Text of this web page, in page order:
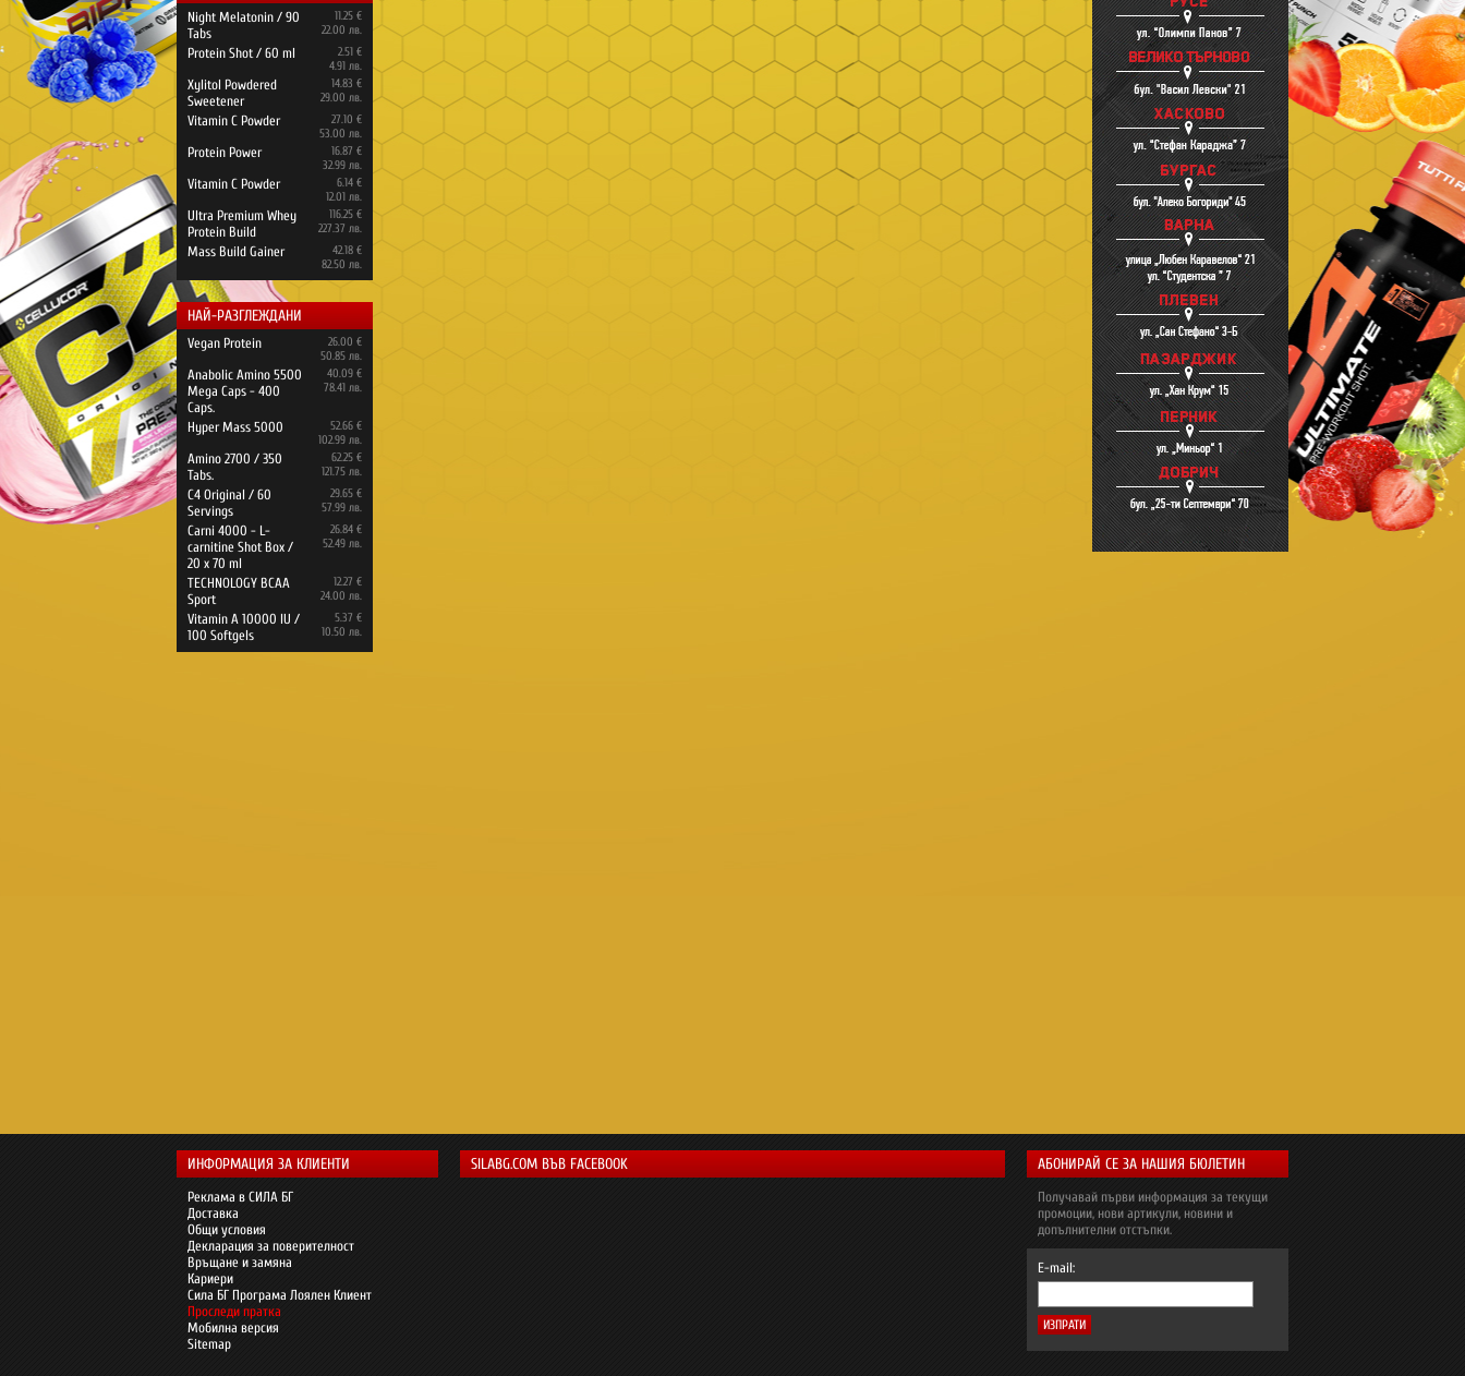
Night Melatonin / 90
Tabs
11.25 €
22.00 лв.
Protein Shot / 60 ml
2.51 €
4.91 лв.
Xylitol Powdered
Sweetener
14.83 €
29.00 лв.
Vitamin C Powder
27.10 €
53.00 лв.
Protein Power
16.87 €
32.99 лв.
Vitamin C Powder
6.14 €
12.01 лв.
Ultra Premium Whey
Protein Build
116.25 €
227.37 лв.
Mass Build Gainer
42.18 €
82.50 лв.
НАЙ-РАЗГЛЕЖДАНИ
Vegan Protein
26.00 €
50.85 лв.
Anabolic Amino 5500
Mega Caps - 400
Caps.
40.09 €
78.41 лв.
Hyper Mass 5000
52.66 €
102.99 лв.
Amino 2700 / 350
Tabs.
62.25 €
121.75 лв.
C4 Original / 60
Servings
29.65 €
57.99 лв.
Carni 4000 - L-
carnitine Shot Box /
20 x 70 ml
26.84 €
52.49 лв.
TECHNOLOGY BCAA
Sport
12.27 €
24.00 лв.
Vitamin A 10000 IU /
100 Softgels
5.37 €
10.50 лв.
ИНФОРМАЦИЯ ЗА КЛИЕНТИ
Реклама в СИЛА БГ
Доставка
Общи условия
Декларация за поверителност
Връщане и замяна
Кариери
Сила БГ Програма Лоялен Клиент
Проследи пратка
Мобилна версия
Sitemap
SILABG.COM ВЪВ FACEBOOK АБОНИРАЙ СЕ ЗА НАШИЯ БЮЛЕТИН
Получавай първи информация за текущи
промоции, нови артикули, новини и
допълнителни отстъпки.
E-mail: